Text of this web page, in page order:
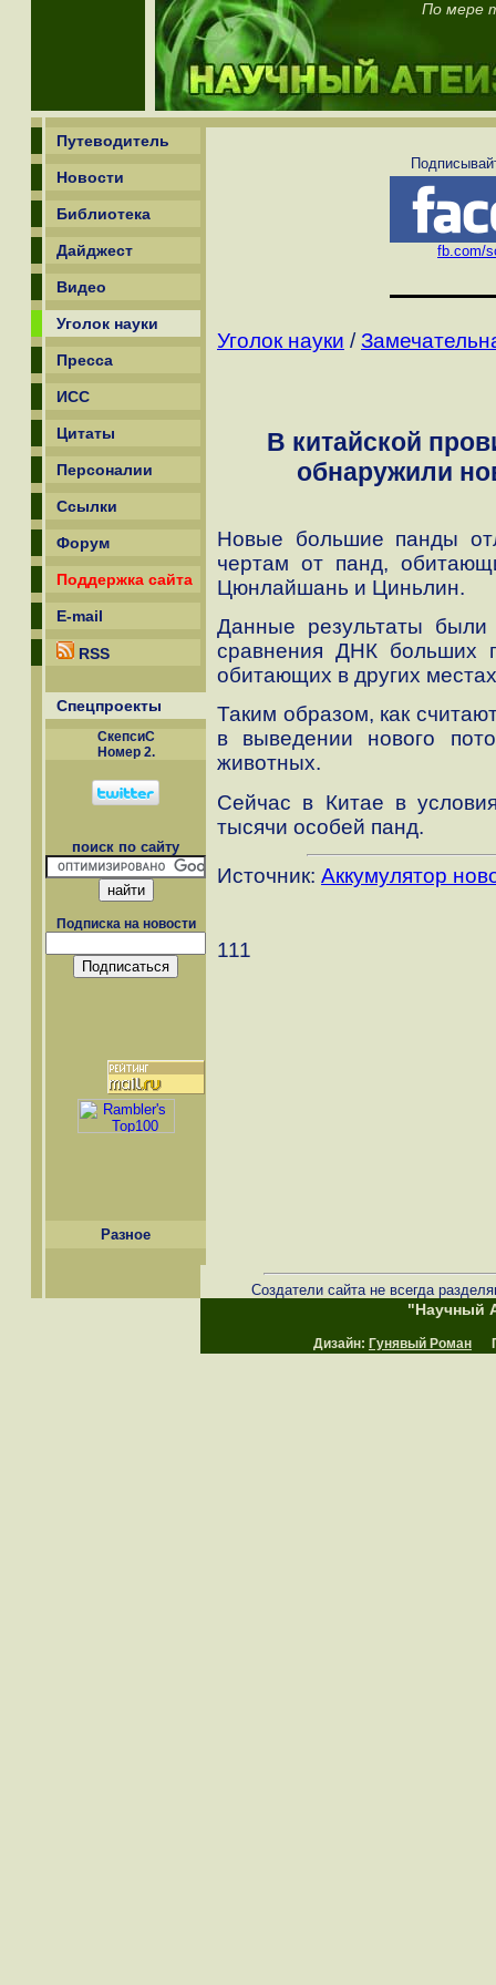
По мере
Путеводитель
Новости
Библиотека
Дайджест
Видео
Уголок науки
Пресса
ИСС
Цитаты
Персоналии
Ссылки
Форум
Поддержка сайта
E-mail
RSS
Спецпроекты
СкепсиС
Номер 2.
поиск по сайту
Подписка на новости
Разное
fb.com/
Уголок науки /
В китайской
обнаружили
Новые большие панды
чертам от панд,
Цюнлайшань и Циньлин.
Данные результаты были
сравнения ДНК больших
обитающих в других
Таким образом, как
в выведении нового
животных.
Сейчас в Китае в
тысячи особей панд.
Источник: Аккумулятор
111
Создатели сайта не всегда
"Научный
Дизайн: Гунявый Роман